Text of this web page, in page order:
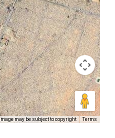
Image may be subject to copyright Terms